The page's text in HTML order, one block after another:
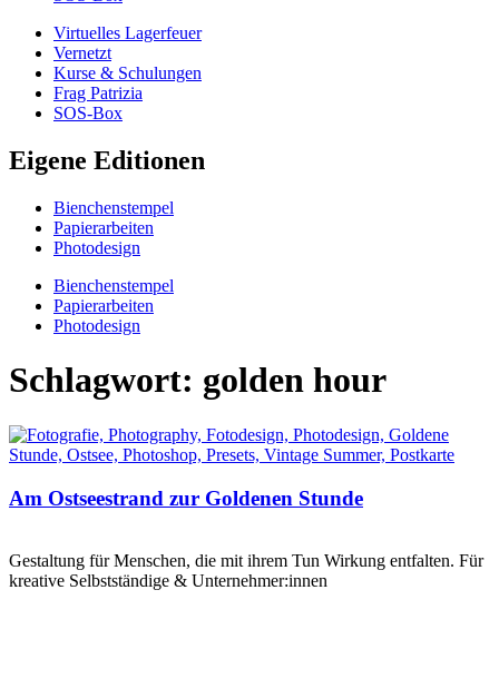
Virtuelles Lagerfeuer
Vernetzt
Kurse & Schulungen
Frag Patrizia
SOS-Box
Eigene Editionen
Bienchenstempel
Papierarbeiten
Photodesign
Bienchenstempel
Papierarbeiten
Photodesign
Schlagwort: golden hour
Am Ostseestrand zur Goldenen Stunde
Gestaltung für Menschen, die mit ihrem Tun Wirkung entfalten. Für
kreative Selbstständige & Unternehmer:innen